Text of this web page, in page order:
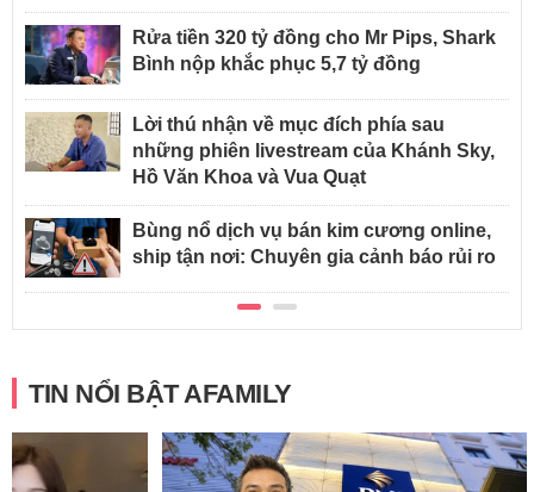
Rửa tiền 320 tỷ đồng cho Mr Pips, Shark
Bình nộp khắc phục 5,7 tỷ đồng
Lời thú nhận về mục đích phía sau
những phiên livestream của Khánh Sky,
Hồ Văn Khoa và Vua Quạt
Bùng nổ dịch vụ bán kim cương online,
ship tận nơi: Chuyên gia cảnh báo rủi ro
TIN NỔI BẬT AFAMILY